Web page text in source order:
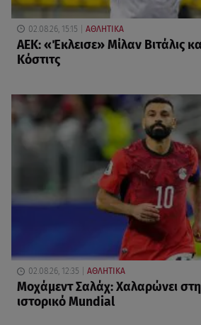
02.08.26, 15:15 ΑΘΛΗΤΙΚΑ
ΑΕΚ: «Έκλεισε» Μίλαν Βιτάλις
Κόστιτς
02.08.26, 12:35 ΑΘΛΗΤΙΚΑ
Μοχάμεντ Σαλάχ: Χαλαρώνει
ιστορικό Mundial